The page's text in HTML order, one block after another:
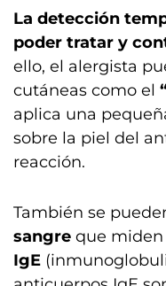
La detección
poder tratar y
ello, el alergista
cutáneas como el
aplica una
sobre la piel del
reacción.
También se
sangre que miden
IgE